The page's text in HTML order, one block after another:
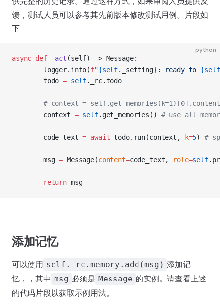
馈，测试人员可以参考其先前版本修改测试用例。片段如
下
python
async def _act (self) -> Message:
        logger.info(
f"{self._setting} : ready to {self
        todo
= self._rc.todo
# context =
        context
= self.get_memories() # use all
        code_text
= await todo.run(context, k=5) #
        msg
= Message(content=code_text, role=self
return msg
添加记忆
可以使用 self._rc.memory.add(msg) 添加记
忆，，其中 msg 必须是 Message 的实例。请查看上述
的代码片段以获取示例用法。